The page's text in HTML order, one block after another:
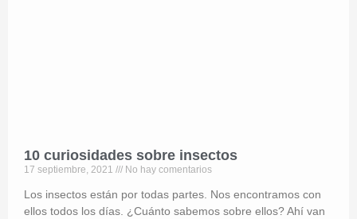
10 curiosidades sobre insectos
17 septiembre, 2021 No hay comentarios
Los insectos están por todas partes. Nos encontramos con
ellos todos los días. ¿Cuánto sabemos sobre ellos? Ahí van